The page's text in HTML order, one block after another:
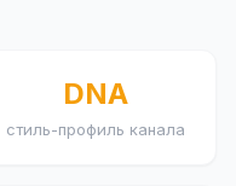
DNA
стиль-профиль канала